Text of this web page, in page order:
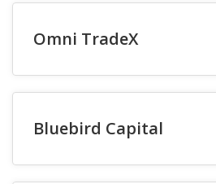
Omni TradeX
Bluebird Capital